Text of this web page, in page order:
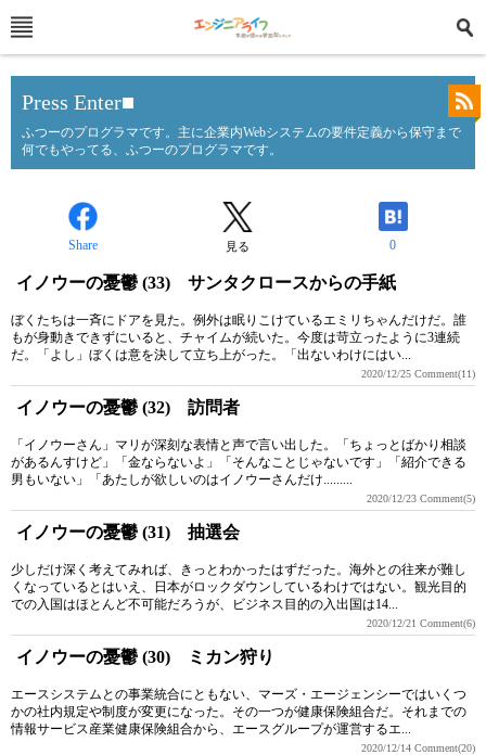
Press Enter■
ふつーのプログラマです。主に企業内Webシステムの要件定義から保守まで
何でもやってる、ふつーのプログラマです。
Share 見る 0
イノウーの憂鬱 (33) サンタクロースからの手紙
ぼくたちは一斉にドアを見た。例外は眠りこけているエミリちゃんだけだ。誰
もが身動きできずにいると、チャイムが続いた。今度は苛立ったように3連続
だ。「よし」ぼくは意を決して立ち上がった。「出ないわけにはい...
2020/12/25 Comment(11)
イノウーの憂鬱 (32) 訪問者
「イノウーさん」マリが深刻な表情と声で言い出した。「ちょっとばかり相談
があるんすけど」「金ならないよ」「そんなことじゃないです」「紹介できる
男もいない」「あたしが欲しいのはイノウーさんだけ.........
2020/12/23 Comment(5)
イノウーの憂鬱 (31) 抽選会
少しだけ深く考えてみれば、きっとわかったはずだった。海外との往来が難し
くなっているとはいえ、日本がロックダウンしているわけではない。観光目的
での入国はほとんど不可能だろうが、ビジネス目的の入出国は14...
2020/12/21 Comment(6)
イノウーの憂鬱 (30) ミカン狩り
エースシステムとの事業統合にともない、マーズ・エージェンシーではいくつ
かの社内規定や制度が変更になった。その一つが健康保険組合だ。それまでの
情報サービス産業健康保険組合から、エースグループが運営するエ...
2020/12/14 Comment(20)